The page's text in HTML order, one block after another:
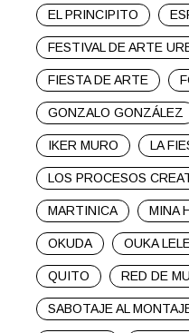
EL PRINCIPITO
FESTIVAL DE ARTE
FIESTA DE ARTE
GONZALO GONZÁLEZ
IKER MURO LA
LOS PROCESOS
MARTINICA MINA
OKUDA OUKA
QUITO RED DE
SABOTAJE AL